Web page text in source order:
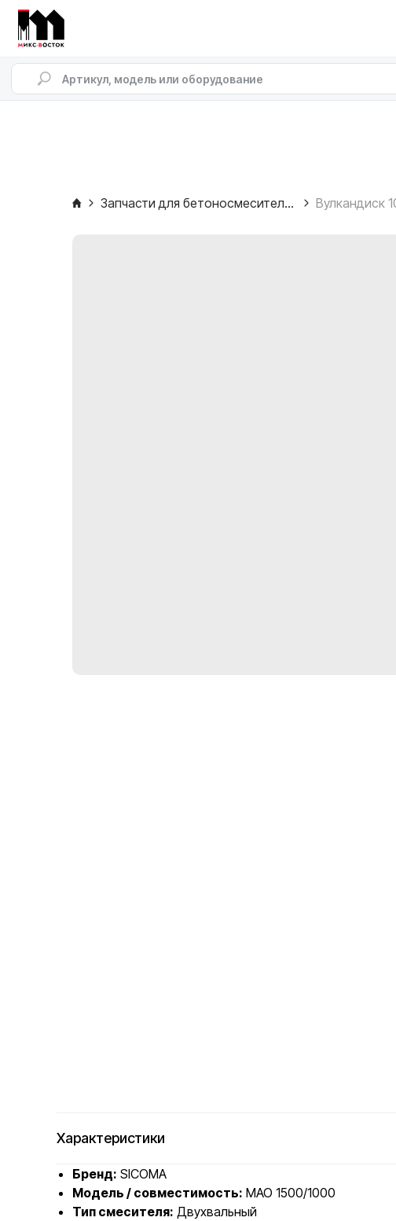
Запчасти для бетоносмесителей
Характеристики
Бренд: SICOMA
Модель / совместимость: MAO 1500/1000
Тип смесителя: Двухвальный